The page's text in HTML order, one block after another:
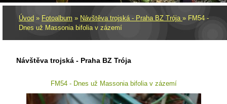
Úvod » Fotoalbum » Návštěva trojská - Praha BZ Trója » FM54 -
Dnes už Massonia bifolia v zázemí
Návštěva trojská - Praha BZ Trója
FM54 - Dnes už Massonia bifolia v zázemí